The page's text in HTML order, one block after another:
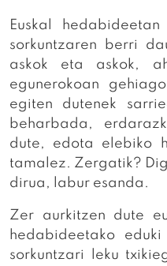
Euskal
sorkuntzaren berri
askok eta askok,
egunerokoan
egiten dutenek
beharbada,
dute, edota elebiko
tamalez. Zergatik?
dirua, labur esanda.
Zer aurkitzen dute
hedabideetako eduki
sorkuntzari leku